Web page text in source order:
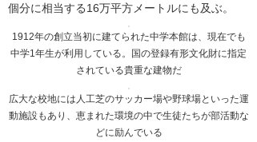
個分に相当する16万平方メートルにも及ぶ。
1912年の創立当初に建てられた中学本館は、現在でも
中学1年生が利用している。国の登録有形文化財に指定
されている貴重な建物だ
広大な校地には人工芝のサッカー場や野球場といった運
動施設もあり、恵まれた環境の中で生徒たちが部活動な
どに励んでいる